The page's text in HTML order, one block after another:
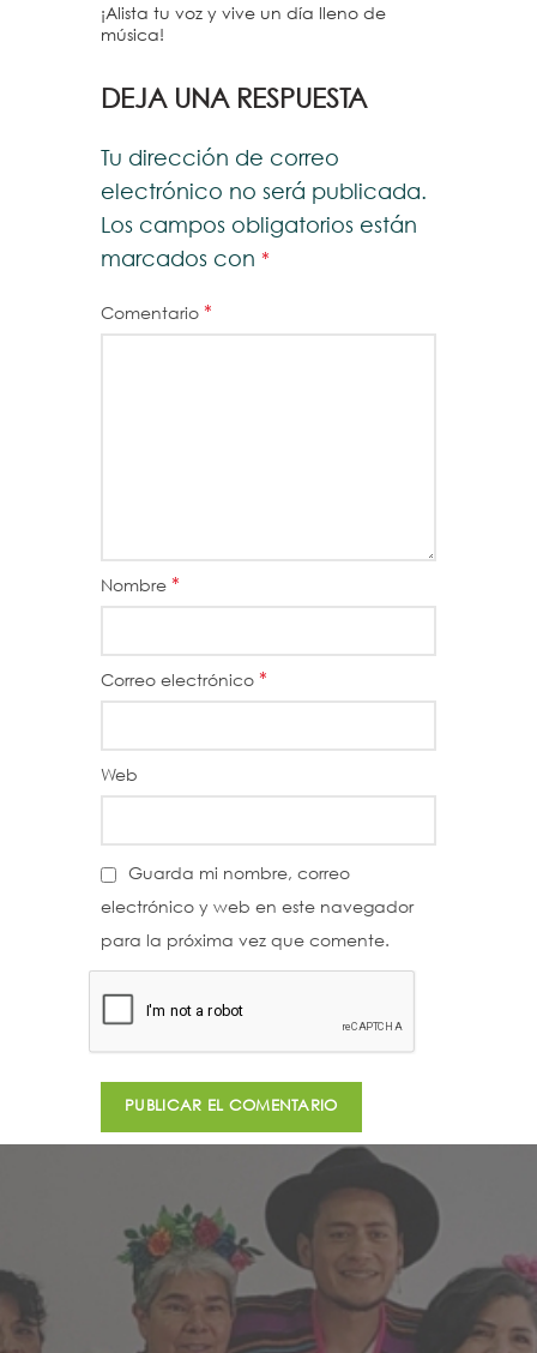
¡Alista tu voz y vive un día lleno de
música!
DEJA UNA RESPUESTA
Tu dirección de correo
electrónico no será publicada.
Los campos obligatorios están
marcados con *
Comentario *
Nombre *
Correo electrónico *
Web
Guarda mi nombre, correo
electrónico y web en este navegador
para la próxima vez que comente.